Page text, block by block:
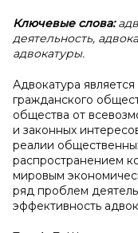
Ключевые слова:
деятельность,
адвокатуры.
Адвокатура
гражданского
общества от
и законных
реалии
распространением
мировым
ряд проблем
эффективность